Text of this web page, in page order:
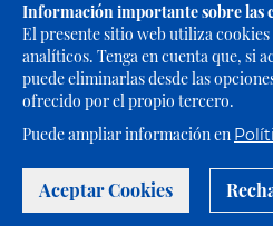
Información importante sobre las
El presente sitio web utiliza
analíticos. Tenga en cuenta que, si
puede eliminarlas desde las
ofrecido por el propio tercero.
Puede ampliar información en
Aceptar Cookies